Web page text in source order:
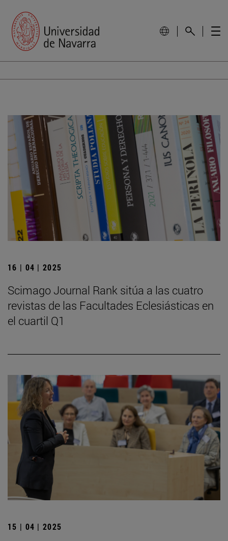
16 | 04 | 2025
Scimago Journal Rank sitúa a las cuatro
revistas de las Facultades Eclesiásticas en
el cuartil Q1
15 | 04 | 2025